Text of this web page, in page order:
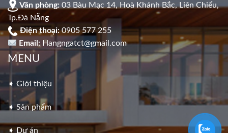
Văn phòng: 03 Bàu Mạc 14, Hoà Khánh Bắc, Liên Chiểu,
Tp.Đà Nẵng
Điện thoại:0905 577 255
Email: Hangngatct@gmail.com
MENU
➧ Giới thiệu
➧ Sản phẩm
➧ Dự án